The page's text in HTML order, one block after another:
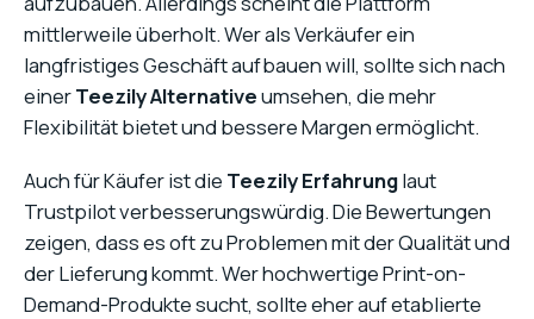
mittlerweile überholt. Wer als Verkäufer ein
langfristiges Geschäft aufbauen will, sollte sich nach
einerTeezily Alternativeumsehen, die mehr
Flexibilität bietet und bessere Margen ermöglicht.
Auch für Käufer ist die Teezily Erfahrunglaut
Trustpilot verbesserungswürdig. Die Bewertungen
zeigen, dass es oft zu Problemen mit der Qualität und
der Lieferung kommt. Wer hochwertige Print-on-
Demand-Produkte sucht, sollte eher auf etablierte